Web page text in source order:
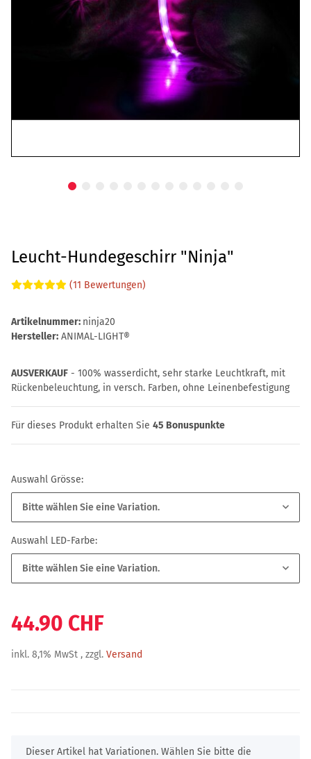
Leucht-Hundegeschirr "Ninja"
(11 Bewertungen)
Artikelnummer: ninja20
Hersteller: ANIMAL-LIGHT®
AUSVERKAUF - 100% wasserdicht, sehr starke Leuchtkraft, mit
Rückenbeleuchtung, in versch. Farben, ohne Leinenbefestigung
Für dieses Produkt erhalten Sie 45 Bonuspunkte
Auswahl Grösse:
Bitte wählen Sie eine Variation.
Auswahl LED-Farbe:
Bitte wählen Sie eine Variation.
44.90 CHF
inkl. 8,1% MwSt , zzgl. Versand
x
Dieser Artikel hat Variationen. Wählen Sie bitte die